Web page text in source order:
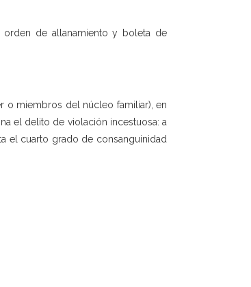
de allanamiento y boleta de
o miembros del núcleo familiar), en
el delito de violación incestuosa: a
el cuarto grado de consanguinidad